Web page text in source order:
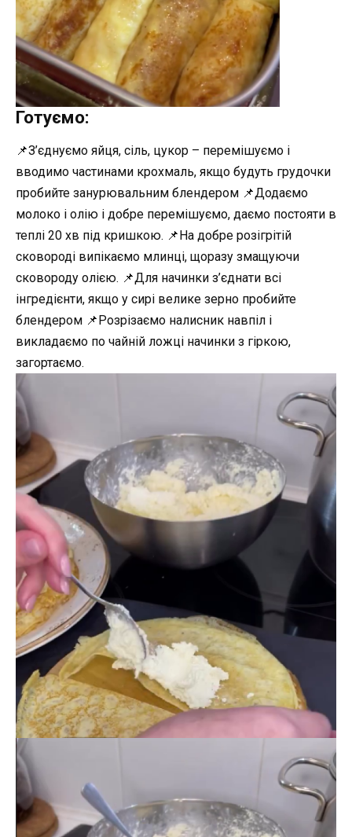
Готуємо:
📌З’єднуємо яйця, сіль, цукор – перемішуємо і
вводимо частинами крохмаль, якщо будуть грудочки
пробийте занурювальним блендером 📌Додаємо
молоко і олію і добре перемішуємо, даємо постояти в
теплі 20 хв під кришкою. 📌На добре розігрітій
сковороді випікаємо млинці, щоразу змащуючи
сковороду олією. 📌Для начинки з’єднати всі
інгредієнти, якщо у сирі велике зерно пробийте
блендером 📌Розрізаємо налисник навпіл і
викладаємо по чайній ложці начинки з гіркою,
загортаємо.